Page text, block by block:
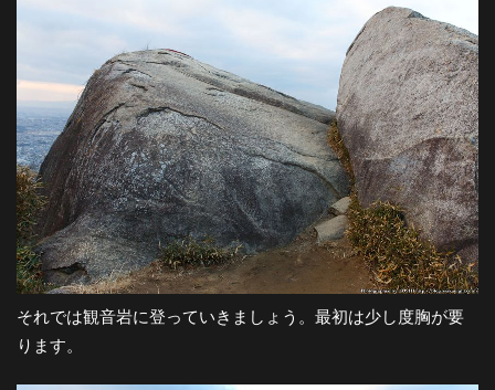
それでは観音岩に登っていきましょう。最初は少し度胸が要
ります。